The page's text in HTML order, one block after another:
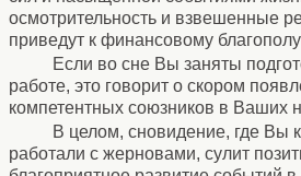
осмотрительность и взвешенные
приведут к финансовому
Если во сне Вы заняты
работе, это говорит о скором
компетентных союзников в Ваших
В целом, сновидение, где Вы
работали с жерновами, сулит